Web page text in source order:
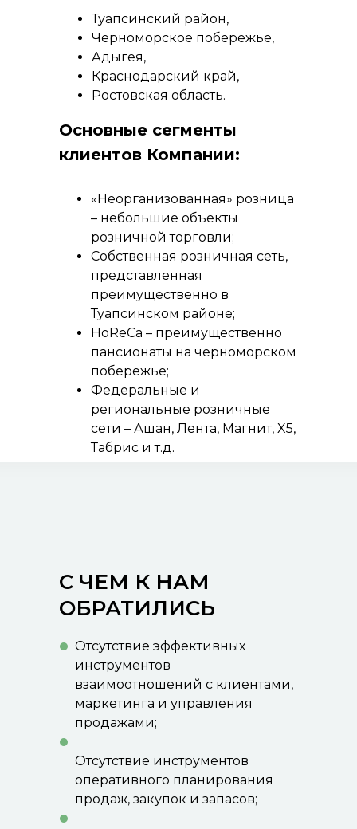
Основные сегменты
клиентов Компании:
«Неорганизованная» розница
– небольшие объекты
розничной торговли;
Собственная розничная сеть,
представленная
преимущественно в
Туапсинском районе;
HoReCa – преимущественно
пансионаты на черноморском
побережье;
Федеральные и
региональные розничные
сети – Ашан, Лента, Магнит, X5,
Табрис и т.д.
Туапсинский район,
Черноморское побережье,
Адыгея,
Краснодарский край,
Ростовская область.
С ЧЕМ К НАМ
ОБРАТИЛИСЬ
Отсутствие эффективных
инструментов
взаимоотношений с клиентами,
маркетинга и управления
продажами;
Отсутствие инструментов
оперативного планирования
продаж, закупок и запасов;